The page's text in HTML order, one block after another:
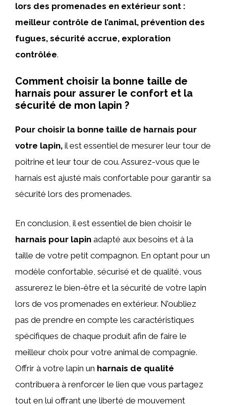
lors des promenades en extérieur sont :
meilleur contrôle de l’animal, prévention des
fugues, sécurité accrue, exploration
contrôlée.
Comment choisir la bonne taille de
harnais pour assurer le confort et la
sécurité de mon lapin ?
Pour choisir la bonne taille de harnais pour
votre lapin, il est essentiel de mesurer leur tour de
poitrine et leur tour de cou. Assurez-vous que le
harnais est ajusté mais confortable pour garantir sa
sécurité lors des promenades.
En conclusion, il est essentiel de bien choisir le
harnais pour lapin adapté aux besoins et à la
taille de votre petit compagnon. En optant pour un
modèle confortable, sécurisé et de qualité, vous
assurerez le bien-être et la sécurité de votre lapin
lors de vos promenades en extérieur. N’oubliez
pas de prendre en compte les caractéristiques
spécifiques de chaque produit afin de faire le
meilleur choix pour votre animal de compagnie.
Offrir à votre lapin un harnais de qualité
contribuera à renforcer le lien que vous partagez
tout en lui offrant une liberté de mouvement